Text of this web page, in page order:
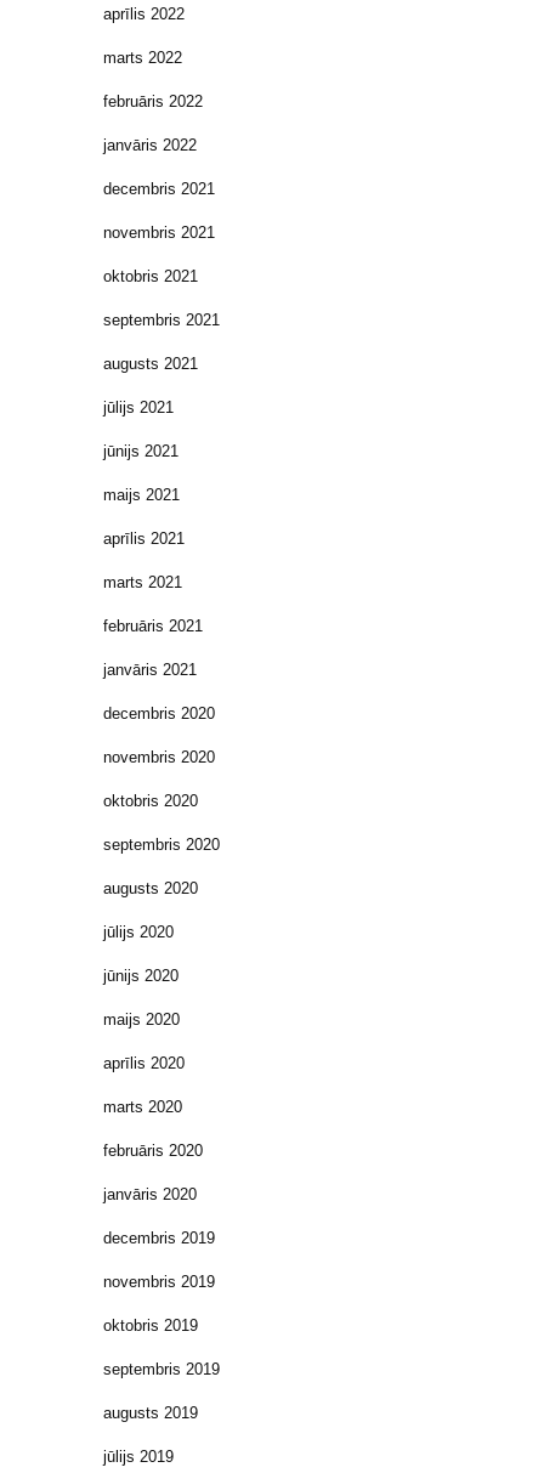
aprīlis 2022
marts 2022
februāris 2022
janvāris 2022
decembris 2021
novembris 2021
oktobris 2021
septembris 2021
augusts 2021
jūlijs 2021
jūnijs 2021
maijs 2021
aprīlis 2021
marts 2021
februāris 2021
janvāris 2021
decembris 2020
novembris 2020
oktobris 2020
septembris 2020
augusts 2020
jūlijs 2020
jūnijs 2020
maijs 2020
aprīlis 2020
marts 2020
februāris 2020
janvāris 2020
decembris 2019
novembris 2019
oktobris 2019
septembris 2019
augusts 2019
jūlijs 2019